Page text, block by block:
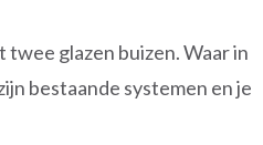
twee glazen buizen. Waar in
bestaande systemen en je